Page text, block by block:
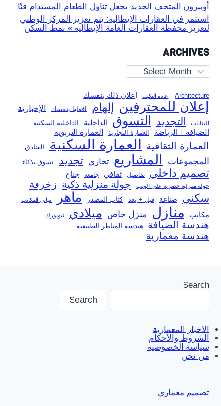
أوبيرون المتحف الجديد يجعل تناول الطعام المستدام فنًا
استثمر في العقارات الإيطالية: يتم تعزيز المركز الوطني
لتعزيز محفظة العقارات العامة الإيطالية » نمط السكن
ARCHIVES
Archives
Architecture إعادة التكيف إعلان ذلك بنفسك
إعلان للمحترفين إلهام افعلها بنفسك الإخبارية
البنايات التجديد التسوق الداخلية الداخلية السكنية
الضيافة + الرياضة العمارة التجارية العمارة التربوية
العمارة الثقافية العمارة السكنية الفنادق
المجموعات المشاريع تجاري تجديد تسوق بذكاء
تصميم داخلي تفاصيل ثقافي جامعة جناح
جولة منزلية حصرية على الويب جولة منزلية ذكية زخرفة
سكني صناعة قبل + بعد كتاب المصدر ماهر مباني المكاتب
مكاتب منازل منزل خاص ميلادي نيويورك
هندسة الضيافة هندسة المناظر الطبيعية
هندسة معمارية
Search
Search
الاخبار المعمارية
الشروط والأحكام
سياسة الخصوصية
من نحن
تصميم معماري